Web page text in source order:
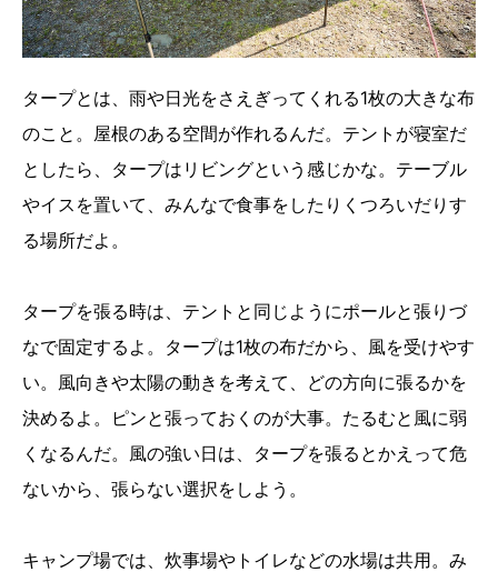
タープとは、雨や日光をさえぎってくれる1枚の大きな布
のこと。屋根のある空間が作れるんだ。テントが寝室だ
としたら、タープはリビングという感じかな。テーブル
やイスを置いて、みんなで食事をしたりくつろいだりす
る場所だよ。
タープを張る時は、テントと同じようにポールと張りづ
なで固定するよ。タープは1枚の布だから、風を受けやす
い。風向きや太陽の動きを考えて、どの方向に張るかを
決めるよ。ピンと張っておくのが大事。たるむと風に弱
くなるんだ。風の強い日は、タープを張るとかえって危
ないから、張らない選択をしよう。
キャンプ場では、炊事場やトイレなどの水場は共用。み